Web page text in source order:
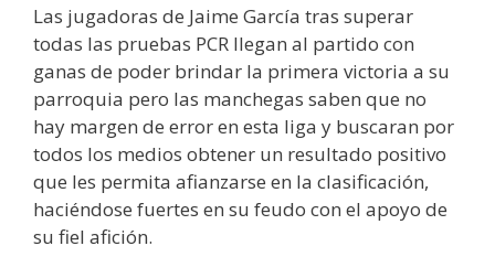
Las jugadoras de Jaime García tras superar
todas las pruebas PCR llegan al partido con
ganas de poder brindar la primera victoria a su
parroquia pero las manchegas saben que no
hay margen de error en esta liga y buscaran por
todos los medios obtener un resultado positivo
que les permita afianzarse en la clasificación,
haciéndose fuertes en su feudo con el apoyo de
su fiel afición.